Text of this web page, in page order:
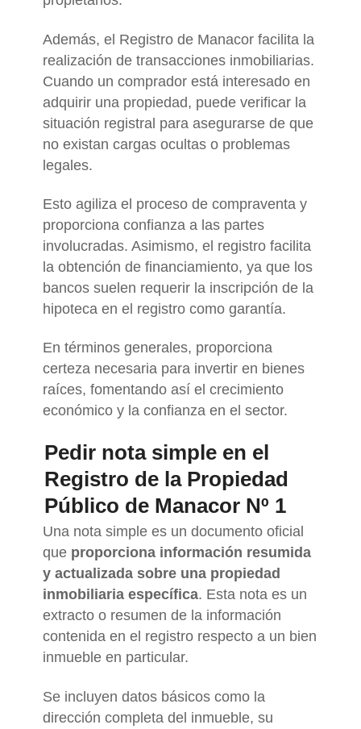
Además, el Registro de Manacor facilita la
realización de transacciones inmobiliarias.
Cuando un comprador está interesado en
adquirir una propiedad, puede verificar la
situación registral para asegurarse de que
no existan cargas ocultas o problemas
legales.
Esto agiliza el proceso de compraventa y
proporciona confianza a las partes
involucradas. Asimismo, el registro facilita
la obtención de financiamiento, ya que los
bancos suelen requerir la inscripción de la
hipoteca en el registro como garantía.
En términos generales, proporciona
certeza necesaria para invertir en bienes
raíces, fomentando así el crecimiento
económico y la confianza en el sector.
Pedir nota simple en el
Registro de la Propiedad
Público de Manacor Nº 1
Una nota simple es un documento oficial
que proporciona información resumida
y actualizada sobre una propiedad
inmobiliaria específica. Esta nota es un
extracto o resumen de la información
contenida en el registro respecto a un bien
inmueble en particular.
Se incluyen datos básicos como la
dirección completa del inmueble, su